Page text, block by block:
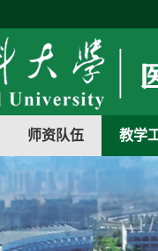
师资队伍 教学